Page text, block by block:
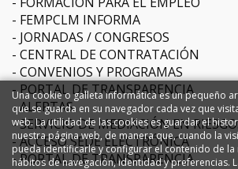
FEMPCLM INFORMA
JORNADAS / CONGRESOS
CENTRAL DE CONTRATACIÓN
CONVENIOS Y PROGRAMAS
PORTAL DE TRANSPARENCIA
ALERTAS
SERVICIO DE MEDIACIÓN EN
ACCESO SEDE ELECTRÓNICA
PORTAL DE TRANSPARENCIA
Una cookie o galleta informática es un pequeño
que se guarda en su navegador cada vez que
web. La utilidad de las cookies es guardar el
nuestra página web, de manera que, cuando la
pueda identificarle y configurar el contenido de la
hábitos de navegación, identidad y preferencias.